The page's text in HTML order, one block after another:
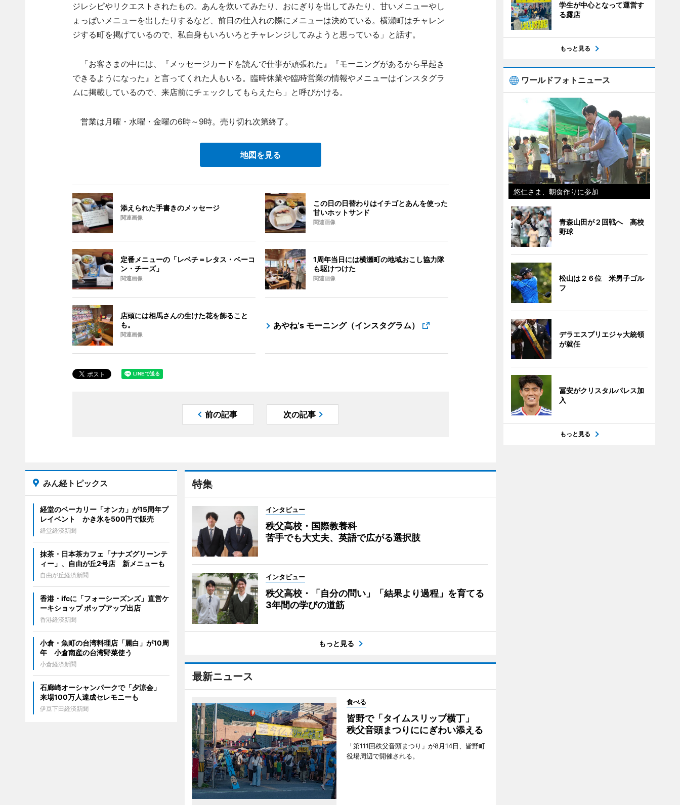
ジレシピやリクエストされたもの。あんを炊いてみたり、おにぎりを出してみたり、甘いメニューやし
ょっぱいメニューを出したりするなど、前日の仕入れの際にメニューは決めている。横瀬町はチャレン
ジする町を掲げているので、私自身もいろいろとチャレンジしてみようと思っている」と話す。
「お客さまの中には、『メッセージカードを読んで仕事が頑張れた』『モーニングがあるから早起き
できるようになった』と言ってくれた人もいる。臨時休業や臨時営業の情報やメニューはインスタグラ
ムに掲載しているので、来店前にチェックしてもらえたら」と呼びかける。
営業は月曜・水曜・金曜の6時～9時。売り切れ次第終了。
地図を見る
添えられた手書きのメッセージ
関連画像
この日の日替わりはイチゴとあんを使った
甘いホットサンド
関連画像
定番メニューの「レベチ＝レタス・ベーコ
ン・チーズ」
関連画像
1周年当日には横瀬町の地域おこし協力隊
も駆けつけた
関連画像
店頭には相馬さんの生けた花を飾ること
も。
関連画像
あやね’s モーニング（インスタグラム）
前の記事 次の記事
特集
インタビュー
秩父高校・国際教養科
苦手でも大丈夫、英語で広がる選択肢
インタビュー
秩父高校・「自分の問い」「結果より過程」を育てる
3年間の学びの道筋
もっと見る
最新ニュース
食べる
皆野で「タイムスリップ横丁」
秩父音頭まつりににぎわい添える
「第111回秩父音頭まつり」が8月14日、皆野町
役場周辺で開催される。
みん経トピックス
経堂のベーカリー「オンカ」が15周年プ
レイベント かき氷を500円で販売
経堂経済新聞
抹茶・日本茶カフェ「ナナズグリーンテ
ィー」、自由が丘2号店 新メニューも
自由が丘経済新聞
香港・ifcに「フォーシーズンズ」直営ケ
ーキショップ ポップアップ出店
香港経済新聞
小倉・魚町の台湾料理店「麗白」が10周
年 小倉南産の台湾野菜使う
小倉経済新聞
石廊崎オーシャンパークで「夕涼会」
来場100万人達成セレモニーも
伊豆下田経済新聞
学生が中心となって運営す
る露店
もっと見る
ワールドフォトニュース
悠仁さま、朝食作りに参加
青森山田が２回戦へ 高校
野球
松山は２６位 米男子ゴル
フ
デラエスプリエジャ大統領
が就任
冨安がクリスタルパレス加
入
もっと見る